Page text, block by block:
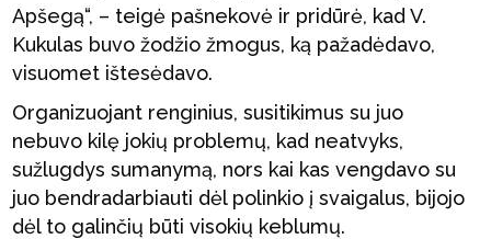
Apšegą“, – teigė pašnekovė ir pridūrė, kad V.
Kukulas buvo žodžio žmogus, ką pažadėdavo,
visuomet ištesėdavo.
Organizuojant renginius, susitikimus su juo
nebuvo kilę jokių problemų, kad neatvyks,
sužlugdys sumanymą, nors kai kas vengdavo su
juo bendradarbiauti dėl polinkio į svaigalus, bijojo
dėl to galinčių būti visokių keblumų.